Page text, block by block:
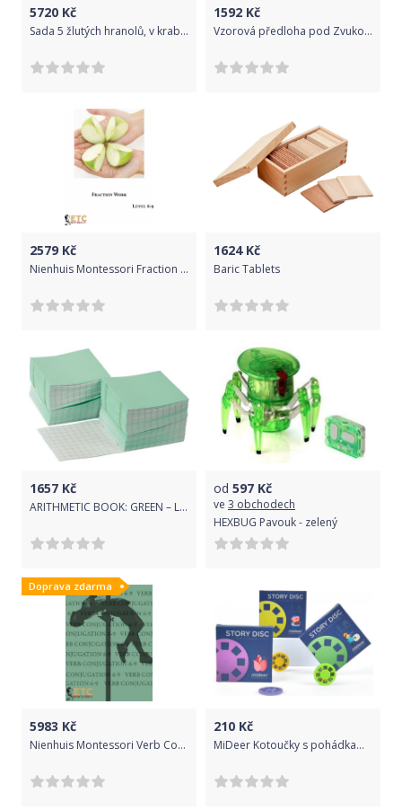
5720 Kč
Sada 5 žlutých hranolů, v krabičce
1592 Kč
Vzorová předloha pod Zvukové hranoly
2579 Kč
Nienhuis Montessori Fraction Work - Level 6-9
1624Kč
Baric Tablets
1657 Kč
ARITHMETIC BOOK: GREEN – LARGE (100)
od 597 Kč
ve 3 obchodech
HEXBUG Pavouk - zelený
Doprava zdarma
5983 Kč
Nienhuis Montessori Verb Conjugation Level 6-9
210 Kč
MiDeer Kotoučky s pohádkami do baterky 3